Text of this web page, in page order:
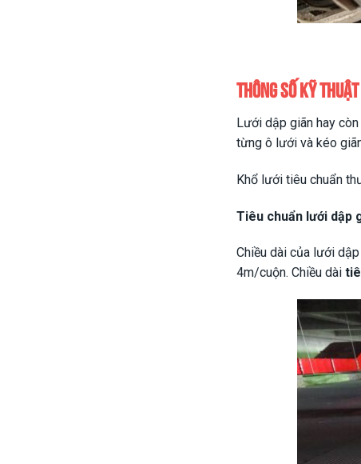
Thông số kỹ
Lưới dập giãn hay
từng ô lưới và kéo
Khổ lưới tiêu chuẩn
Tiêu chuẩn lưới dập
Chiều dài của lưới
4m/cuộn. Chiều dài